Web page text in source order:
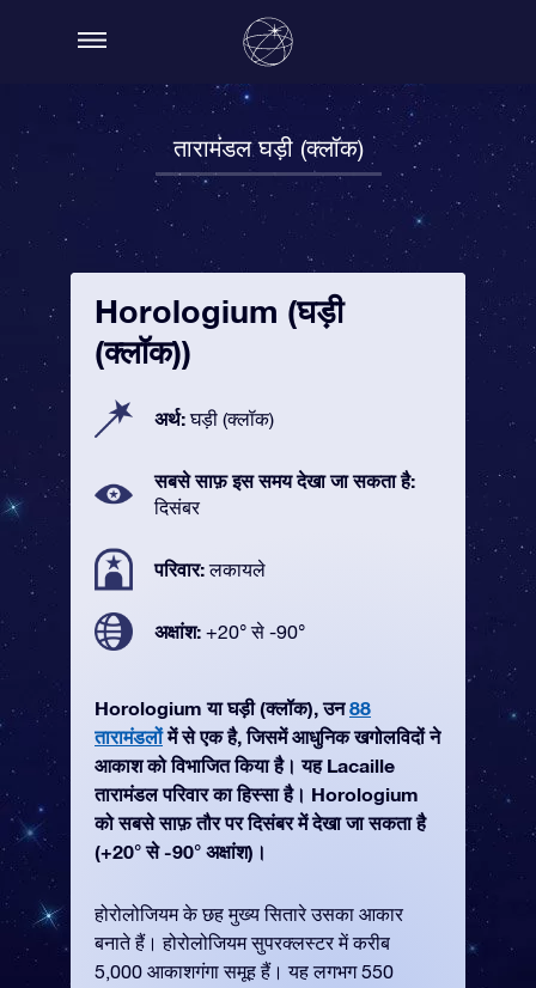
तारामंडल घड़ी (क्लॉक)
Horologium (घड़ी
(क्लॉक))
अर्थ:घड़ी (क्लॉक)
सबसे साफ़ इस समय देखा जा सकता है:
दिसंबर
परिवार:लकायले
अक्षांश: +20° से -90°
Horologium या घड़ी (क्लॉक), उन88
तारामंडलोंमें से एक है, जिसमें आधुनिक खगोलविदों ने
आकाश को विभाजित किया है। यह Lacaille
तारामंडल परिवार का हिस्सा है। Horologium
को सबसे साफ़ तौर पर दिसंबर में देखा जा सकता है
(+20° से -90° अक्षांश)।
होरोलोजियम के छह मुख्य सितारे उसका आकार
बनाते हैं। होरोलोजियम सुपरक्लस्टर में करीब
5,000 आकाशगंगा समूह हैं। यह लगभग 550